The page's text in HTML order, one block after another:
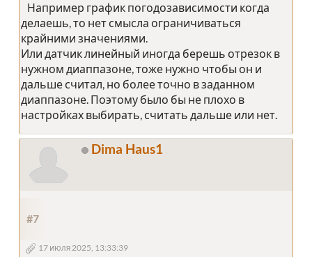
Например график погодозависимости когда
делаешь, то нет смысла ограничиваться
крайними значениями.
Или датчик линейный иногда берешь отрезок в
нужном диаппазоне, тоже нужно чтобы он и
дальше считал, но более точно в заданном
диаппазоне. Поэтому было бы не плохо в
настройках выбирать, считать дальше или нет.
Dima Haus1
#7
17 июля 2025, 13:33:39